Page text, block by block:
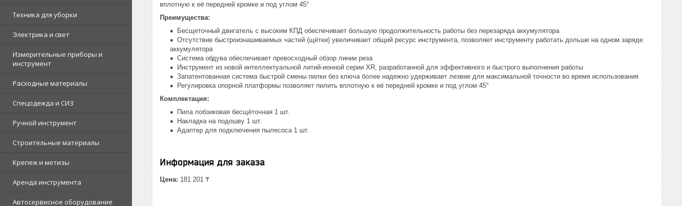
Техника для уборки
Электрика и свет
Измерительные приборы и
инструмент
Расходные материалы
Спецодежда и СИЗ
Ручной инструмент
Строительные материалы
Крепеж и метизы
Аренда инструмента
Автосервисное оборудование
вплотную к её передней кромке и под углом 45°
Преимущества:
Бесщеточный двигатель с высоким КПД обеспечивает большую продолжительность работы без перезаряда аккумулятора
Отсутствие быстроизнашиваемых частей (щётки) увеличивает общий ресурс инструмента, позволяет инструменту работать дольше на одном заряде
аккумулятора
Система обдува обеспечивает превосходный обзор линии реза
Инструмент из новой интеллектуальной литий-ионной cерии XR, разработанной для эффективного и быстрого выполнения работы
Запатентованная система быстрой смены пилки без ключа более надежно удерживает лезвие для максимальной точности во время использования
Регулировка опорной платформы позволяет пилить вплотную к её передней кромке и под углом 45°
Комплектация:
Пила лобзиковая бесщёточная 1 шт.
Накладка на подошву 1 шт.
Адаптер для подключения пылесоса 1 шт.
Информация для заказа
Цена: 181 201 ₸